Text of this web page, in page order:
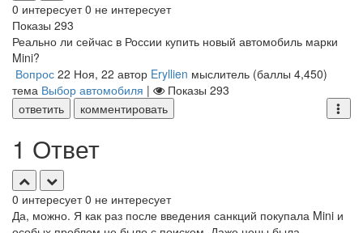
0 интересует 0 не интересует
Показы 293
Реально ли сейчас в России купить новый автомобиль марки
Mini?
Вопрос 22 Ноя, 22 автор Eryllien мыслитель (баллы 4,450)
тема Выбор автомобиля | Показы 293
ответить
комментировать
1 Ответ
0 интересует 0 не интересует
Да, можно. Я как раз после введения санкций покупала Mini и